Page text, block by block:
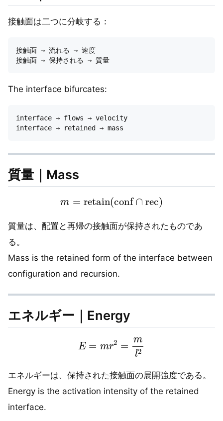
接触面は二つに分岐する：
接触面 → 流れる → 速度
The interface bifurcates:
interface → flows → velocity
質量｜Mass
m retain conf∩rec )
質量は、配置と再帰の接触面が保持されたものであ
る。
Mass is the retained form of the interface between
configuration and recursion.
エネルギー｜Energy
2= l2
エネルギーは、保持された接触面の展開強度である。
Energy is the activation intensity of the retained
interface.